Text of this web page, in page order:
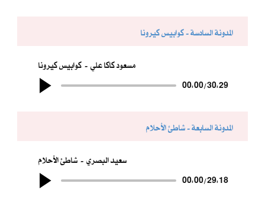
المدونة السادسة - كوابيس كيرونا
كوابيس كيرونا مسعود كاكا علي
00:00/30:29
المدونة السابعة - شاطئ الأحلام
شاطئ الأحلام سعيد البصري
00:00/29:18